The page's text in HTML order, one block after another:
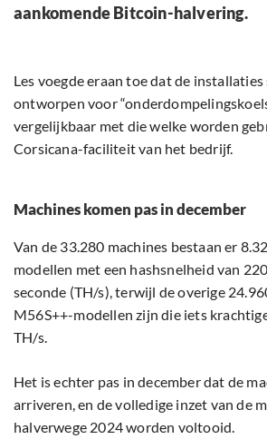
aankomende Bitcoin-halvering.
Les voegde eraan toe dat de installaties
ontworpen voor
vergelijkbaar met die welke worden
Corsicana-faciliteit van het bedrijf.
Machines komen pas in december
Van de 33.280 machines bestaan er
modellen met een hashsnelheid van
seconde (TH/s), terwijl de overige
M56S++-modellen zijn die iets
TH/s.
Het is echter pas in december dat de
arriveren, en de volledige inzet van de
halverwege 2024 worden voltooid.